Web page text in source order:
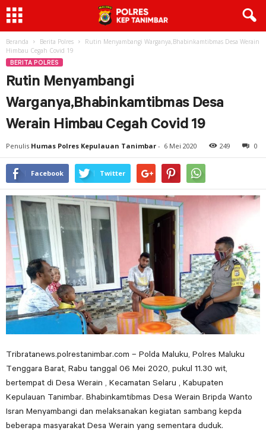
Beranda Berita Polres
Rutin Menyambangi Warganya,Bhabinkamtibmas Desa Werain
Himbau Cegah Covid 19
BERITA POLRES
Rutin Menyambangi
Warganya,Bhabinkamtibmas Desa
Werain Himbau Cegah Covid 19
Penulis Humas Polres Kepulauan Tanimbar - 6 Mei 2020 249 0
Facebook Twitter
Tribratanews.polrestanimbar.com – Polda Maluku, Polres Maluku
Tenggara Barat, Rabu tanggal 06 Mei 2020, pukul 11.30 wit,
bertempat di Desa Werain , Kecamatan Selaru , Kabupaten
Kepulauan Tanimbar. Bhabinkamtibmas Desa Werain Bripda Wanto
Isran Menyambangi dan melaksanakan kegiatan sambang kepda
beberapa masyarakat Desa Werain yang sementara duduk.